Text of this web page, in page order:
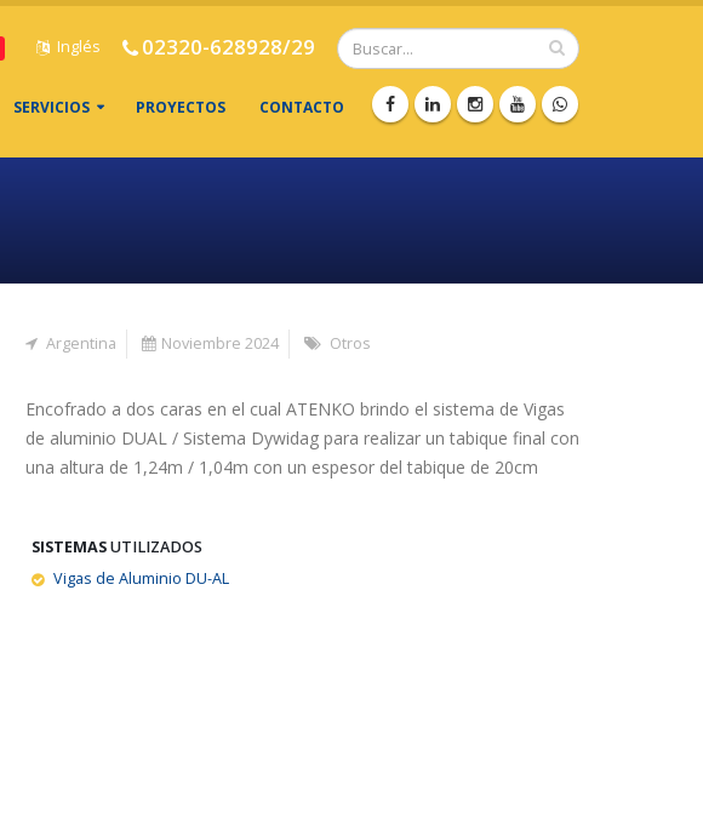
Inglés 02320-628928/29
SERVICIOS PROYECTOS CONTACTO
Argentina Noviembre 2024 Otros
Encofrado a dos caras en el cual ATENKO brindo el sistema de Vigas
de aluminio DUAL / Sistema Dywidag para realizar un tabique final con
una altura de 1,24m / 1,04m con un espesor del tabique de 20cm
SISTEMASUTILIZADOS
Vigas de Aluminio DU-AL